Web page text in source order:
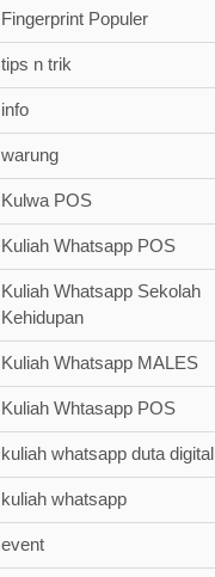
Fingerprint Populer
tips n trik
info
warung
Kulwa POS
Kuliah Whatsapp POS
Kuliah Whatsapp Sekolah
Kehidupan
Kuliah Whatsapp MALES
Kuliah Whtasapp POS
kuliah whatsapp duta digital
kuliah whatsapp
event